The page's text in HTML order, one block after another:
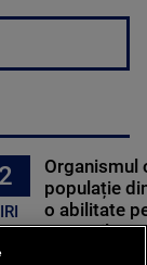
2
Organismul
populație
o abilitate
oamenilor